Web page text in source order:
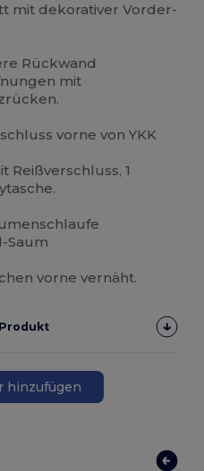
mit dekorativer Vorder-
Rückwand
mit
vorne von YKK
Reißverschluss, 1
Saum
vorne vernäht.
hinzufügen